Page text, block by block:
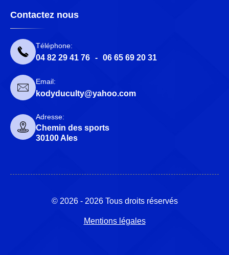
Contactez nous
Téléphone:
04 82 29 41 76 - 06 65 69 20 31
Email:
kodyduculty@yahoo.com
Adresse:
Chemin des sports
30100 Ales
© 2026 - 2026 Tous droits réservés
Mentions légales